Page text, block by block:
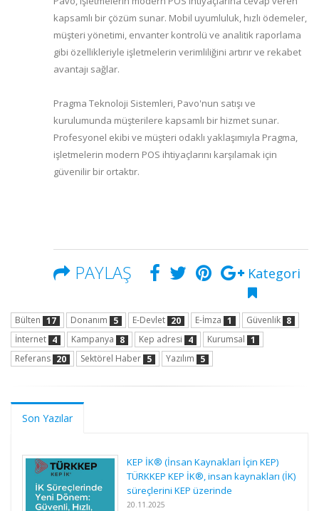
kapsamlı bir çözüm sunar. Mobil uyumluluk, hızlı ödemeler,
müşteri yönetimi, envanter kontrolü ve analitik raporlama
gibi özellikleriyle işletmelerin verimliliğini artırır ve rekabet
avantajı sağlar.
Pragma Teknoloji Sistemleri, Pavo'nun satışı ve
kurulumunda müşterilere kapsamlı bir hizmet sunar.
Profesyonel ekibi ve müşteri odaklı yaklaşımıyla Pragma,
işletmelerin modern POS ihtiyaçlarını karşılamak için
güvenilir bir ortaktır.
PAYLAŞ Kategori
Bülten 17 Donanım 5 E-Devlet 20 E-İmza 1 Güvenlik 8
İnternet 4 Kampanya 8 Kep adresi 4 Kurumsal 1
Referans 20 Sektörel Haber 5 Yazılım 5
Son Yazılar
KEP İK® (İnsan Kaynakları İçin KEP)
TÜRKKEP KEP İK®, insan kaynakları (İK)
süreçlerini KEP üzerinde
20.11.2025